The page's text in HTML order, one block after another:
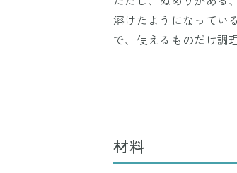
溶けたようになってい
で、使えるものだけ調
材料